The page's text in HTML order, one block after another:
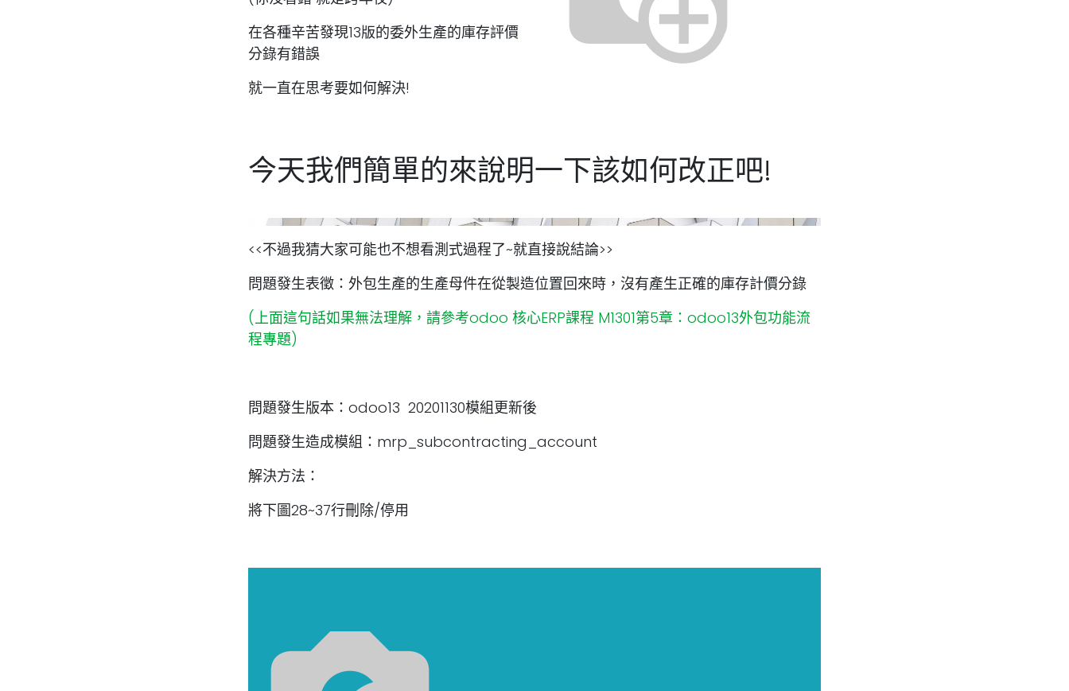
在各種辛苦發現13版的委外生產的庫存評價
分錄有錯誤
就一直在思考要如何解決!
今天我們簡單的來說明一下該如何改正吧!
<<不過我猜大家可能也不想看測式過程了~就直接說結論>>
問題發生表徵：外包生產的生產母件在從製造位置回來時，沒有產生正確的庫存計價分錄
(上面這句話如果無法理解，請參考odoo 核心ERP課程 M1301第5章：odoo13外包功能流
程專題)
問題發生版本：odoo13 20201130模組更新後
問題發生造成模組：mrp_subcontracting_account
解決方法：
將下圖28~37行刪除/停用